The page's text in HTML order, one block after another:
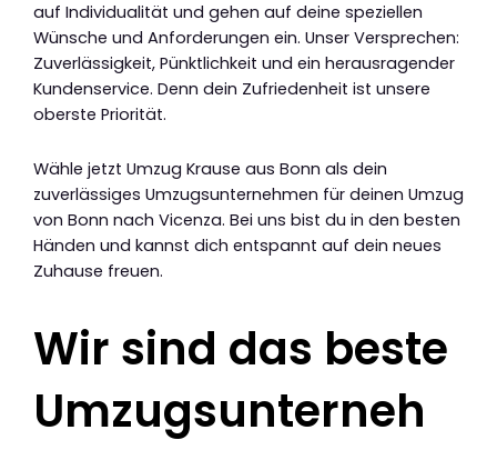
auf Individualität und gehen auf deine speziellen
Wünsche und Anforderungen ein. Unser Versprechen:
Zuverlässigkeit, Pünktlichkeit und ein herausragender
Kundenservice. Denn dein Zufriedenheit ist unsere
oberste Priorität.
Wähle jetzt Umzug Krause aus Bonn als dein
zuverlässiges Umzugsunternehmen für deinen Umzug
von Bonn nach Vicenza. Bei uns bist du in den besten
Händen und kannst dich entspannt auf dein neues
Zuhause freuen.
Wir sind das beste
Umzugsunterneh